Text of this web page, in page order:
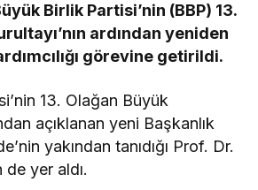
Birlik Partisi’nin (BBP) 13.
ardından yeniden
görevine getirildi.
13. Olağan Büyük
açıklanan yeni Başkanlık
yakından tanıdığı Prof. Dr.
yer aldı.